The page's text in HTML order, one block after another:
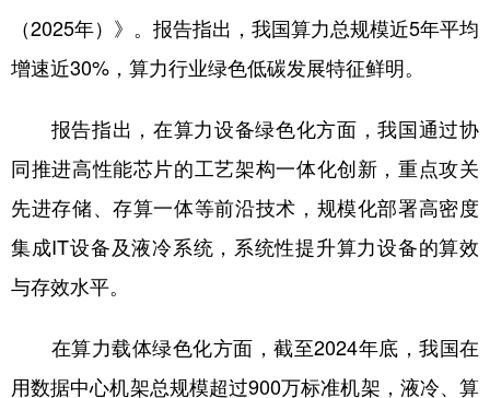
彩票 娱乐 时尚 悦读
公益 一带一路 亚太网 上市公司
北京 天津 河北 山西
辽宁
山东 河南 湖北 湖南
（2025年）》。报告指出，我国算力总规模近5年平均
增速近30%，算力行业绿色低碳发展特征鲜明。
报告指出，在算力设备绿色化方面，我国通过协
同推进高性能芯片的工艺架构一体化创新，重点攻关
先进存储、存算一体等前沿技术，规模化部署高密度
集成IT设备及液冷系统，系统性提升算力设备的算效
与存效水平。
在算力载体绿色化方面，截至2024年底，我国在
用数据中心机架总规模超过900万标准机架，液冷、算